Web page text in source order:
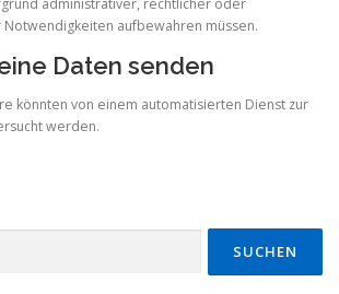
aufbewahren müssen.
Daten senden
könnten von einem automatisierten Dienst zur
werden.